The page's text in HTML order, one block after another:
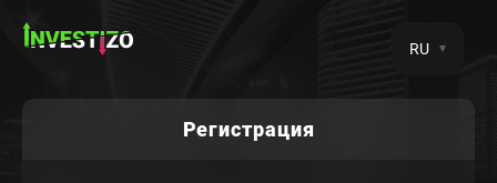
RU
Регистрация